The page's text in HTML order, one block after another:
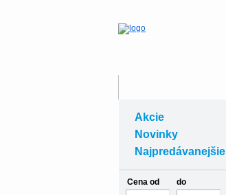
Akcie
Novinky
Najpredávanejšie
Cena od do